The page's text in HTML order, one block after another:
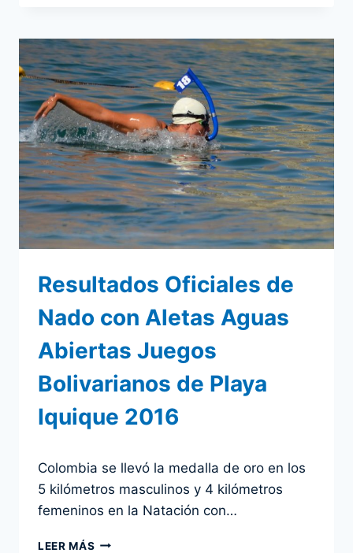
SUBMARINA
JUEGOS
BOLIVARIANOS
DE
PLAYA
IQUIQUE
2016
Resultados Oficiales de
Nado con Aletas Aguas
Abiertas Juegos
Bolivarianos de Playa
Iquique 2016
admin
Colombia se llevó la medalla de oro en los
5 kilómetros masculinos y 4 kilómetros
femeninos en la Natación con…
LEER MÁS RESULTADOS